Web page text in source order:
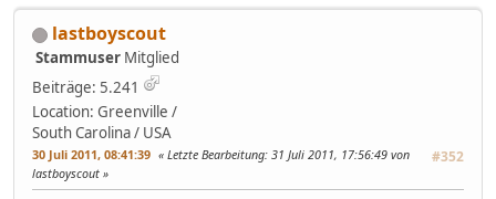
lastboyscout
Stammuser Mitglied
Beiträge: 5.241
Location: Greenville /
South Carolina / USA
30 Juli 2011, 08:41:39 #352
Letzte Bearbeitung: 31 Juli 2011, 17:56:49 von
lastboyscout